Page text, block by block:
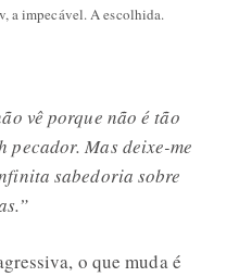
a impecável. A escolhida.
vê porque não é tão
pecador. Mas deixe-me
sabedoria sobre
o que muda é